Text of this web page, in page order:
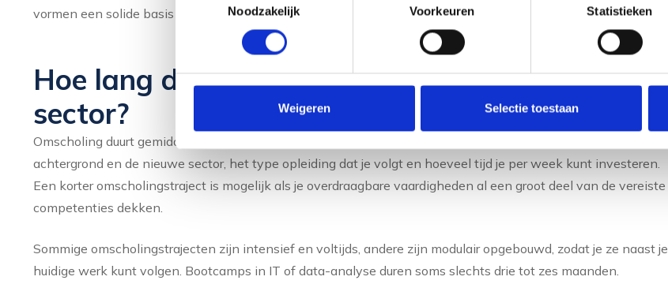
Noodzakelijk
Voorkeuren Statistieken
Weigeren Selectie toestaan
vormen een solide basis voor omscholing naar uiteenlopende groeisectoren.
Hoe lang duurt omscholing naar een nieuwe
sector?
Omscholing duurt gemiddeld tussen de zes maanden en twee jaar, afhankelijk van de afstand tussen je huidige
achtergrond en de nieuwe sector, het type opleiding dat je volgt en hoeveel tijd je per week kunt investeren.
Een korter omscholingstraject is mogelijk als je overdraagbare vaardigheden al een groot deel van de vereiste
competenties dekken.
Sommige omscholingstrajecten zijn intensief en voltijds, andere zijn modulair opgebouwd, zodat je ze naast je
huidige werk kunt volgen. Bootcamps in IT of data-analyse duren soms slechts drie tot zes maanden.